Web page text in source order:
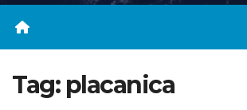
Tag: placanica